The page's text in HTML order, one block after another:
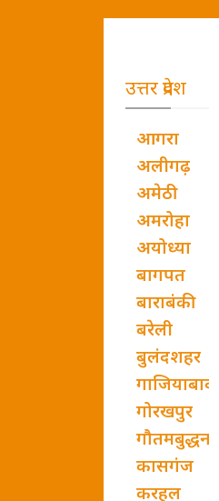
उत्तर प्रदेश
आगरा
अलीगढ़
अमेठी
अमरोहा
अयोध्या
बागपत
बाराबंकी
बरेली
बुलंदशहर
गाजियाबाद
गोरखपुर
गौतमबुद्धनगर
कासगंज
करहल